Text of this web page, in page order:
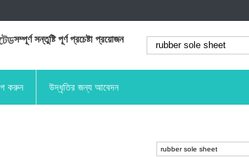
সম্পূর্ণ সন্তুষ্টি পূর্ণ প্রচেষ্টা প্রয়োজন
করুন উদ্ধৃতির জন্য আবেদন